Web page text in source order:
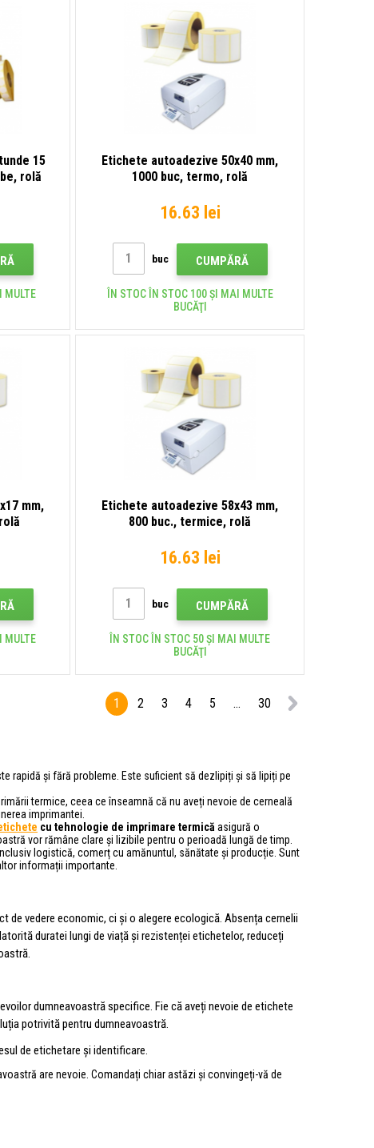
15
rolă
MULTE
Etichete autoadezive 50x40 mm,
1000 buc, termo, rolă
16.63 lei
buc CUMPĂRĂ
ÎN STOC ÎN STOC 100 ȘI MAI MULTE
BUCĂŢI
mm,
MULTE
Etichete autoadezive 58x43 mm,
800 buc., termice, rolă
16.63 lei
buc CUMPĂRĂ
ÎN STOC ÎN STOC 50 ȘI MAI MULTE
BUCĂŢI
1 2 3 4 5 ... 30
rapidă și fără probleme. Este suficient să dezlipiți și să lipiți pe
termice, ceea ce înseamnă că nu aveți nevoie de cerneală
imprimantei.
cu tehnologie de imprimare termică asigură o
vor rămâne clare și lizibile pentru o perioadă lungă de timp.
logistică, comerț cu amănuntul, sănătate și producție. Sunt
informații importante.
vedere economic, ci și o alegere ecologică. Absența cernelii
duratei lungi de viață și rezistenței etichetelor, reduceți
dumneavoastră specifice. Fie că aveți nevoie de etichete
potrivită pentru dumneavoastră.
de etichetare și identificare.
are nevoie. Comandați chiar astăzi și convingeți-vă de